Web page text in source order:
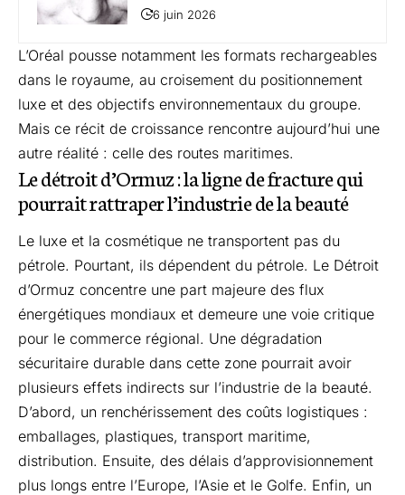
6 juin 2026
L’Oréal pousse notamment les formats rechargeables
dans le royaume, au croisement du positionnement
luxe et des objectifs environnementaux du groupe.
Mais ce récit de croissance rencontre aujourd’hui une
autre réalité : celle des routes maritimes.
Le détroit d’Ormuz : la ligne de fracture qui
pourrait rattraper l’industrie de la beauté
Le luxe et la cosmétique ne transportent pas du
pétrole. Pourtant, ils dépendent du pétrole. Le Détroit
d’Ormuz concentre une part majeure des flux
énergétiques mondiaux et demeure une voie critique
pour le commerce régional. Une dégradation
sécuritaire durable dans cette zone pourrait avoir
plusieurs effets indirects sur l’industrie de la beauté.
D’abord, un renchérissement des coûts logistiques :
emballages, plastiques, transport maritime,
distribution. Ensuite, des délais d’approvisionnement
plus longs entre l’Europe, l’Asie et le Golfe. Enfin, un